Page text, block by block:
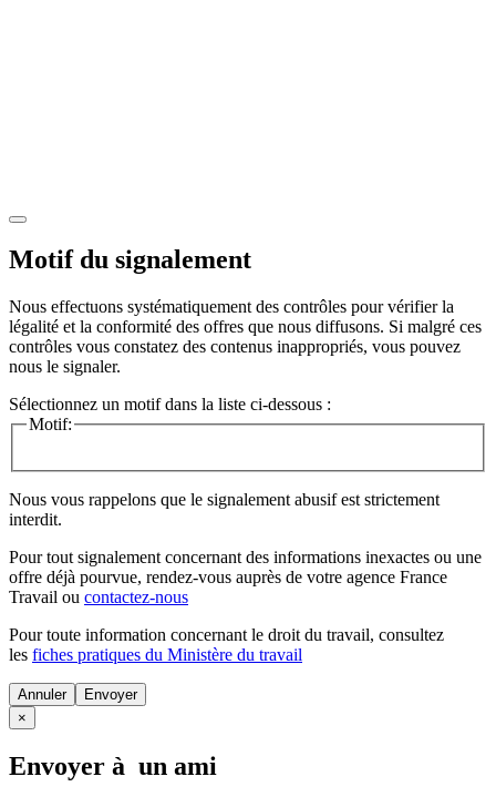
Motif du signalement
Nous effectuons systématiquement des contrôles pour vérifier la
légalité et la conformité des offres que nous diffusons. Si malgré ces
contrôles vous constatez des contenus inappropriés, vous pouvez
nous le signaler.
Sélectionnez un motif dans la liste ci-dessous :
Motif:
Nous vous rappelons que le signalement abusif est strictement
interdit.
Pour tout signalement concernant des informations inexactes ou une
offre déjà pourvue, rendez-vous auprès de votre agence France
Travail ou contactez-nous
Pour toute information concernant le droit du travail, consultez
les fiches pratiques du Ministère du travail
Annuler
×
Envoyer à un ami